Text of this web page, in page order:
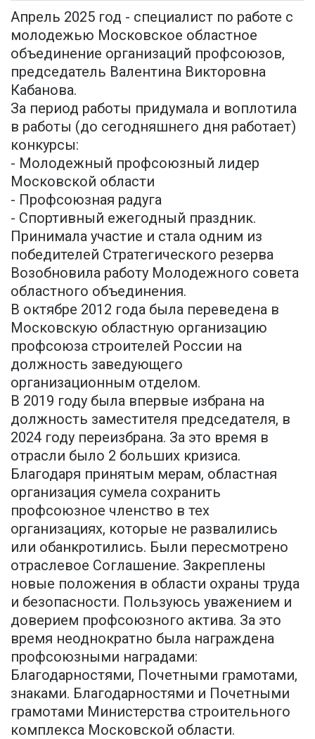
Апрель 2025 год - специалист по работе с
молодежью Московское областное
объединение организаций профсоюзов,
председатель Валентина Викторовна
Кабанова.
За период работы придумала и воплотила
в работы (до сегодняшнего дня работает)
конкурсы:
- Молодежный профсоюзный лидер
Московской области
- Профсоюзная радуга
- Спортивный ежегодный праздник.
Принимала участие и стала одним из
победителей Стратегического резерва
Возобновила работу Молодежного совета
областного объединения.
В октябре 2012 года была переведена в
Московскую областную организацию
профсоюза строителей России на
должность заведующего
организационным отделом.
В 2019 году была впервые избрана на
должность заместителя председателя, в
2024 году переизбрана. За это время в
отрасли было 2 больших кризиса.
Благодаря принятым мерам, областная
организация сумела сохранить
профсоюзное членство в тех
организациях, которые не развалились
или обанкротились. Были пересмотрено
отраслевое Соглашение. Закреплены
новые положения в области охраны труда
и безопасности. Пользуюсь уважением и
доверием профсоюзного актива. За это
время неоднократно была награждена
профсоюзными наградами:
Благодарностями, Почетными грамотами,
знаками. Благодарностями и Почетными
грамотами Министерства строительного
комплекса Московской области.